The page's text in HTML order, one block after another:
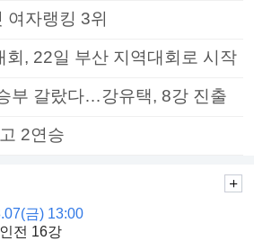
여자랭킹 3위
회, 22일 부산 지역대회로 시작
부 갈랐다…강유택, 8강 진출
2연승
금) 13:00
전 16강